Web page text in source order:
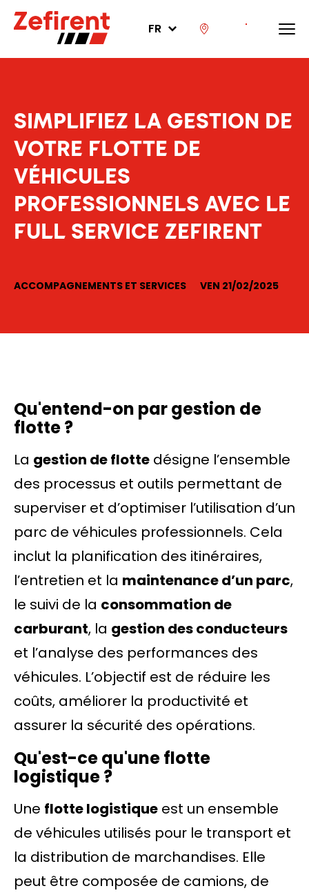
FR
SIMPLIFIEZ LA GESTION DE
VOTRE FLOTTE DE
VÉHICULES
PROFESSIONNELS AVEC LE
FULL SERVICE ZEFIRENT
ACCOMPAGNEMENTS ET SERVICES VEN 21/02/2025
Qu'entend-on par gestion de
flotte ?
La gestion de flotte désigne l’ensemble
des processus et outils permettant de
superviser et d’optimiser l’utilisation d’un
parc de véhicules professionnels. Cela
inclut la planification des itinéraires,
l’entretien et la maintenance d’un parc,
le suivi de la consommation de
carburant, la gestion des conducteurs
et l’analyse des performances des
véhicules. L’objectif est de réduire les
coûts, améliorer la productivité et
assurer la sécurité des opérations.
Qu'est-ce qu'une flotte
logistique ?
Une flotte logistique est un ensemble
de véhicules utilisés pour le transport et
la distribution de marchandises. Elle
peut être composée de camions, de